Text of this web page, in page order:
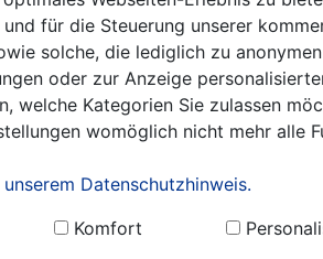
für die Steuerung unserer
solche, die lediglich zu anonymen
oder zur Anzeige
welche Kategorien Sie zulassen
womöglich nicht mehr alle
Datenschutzhinweis.
Komfort
Meger (LWN) mit Fragen
über Nauen auf den Zahn.
gibt es viele spannende
ist der Rathaussitzungssaal so
man in einem Standesamt, wie viele
Rathaus? Bürgermeister Meger nahm
die sich rund um das Thema